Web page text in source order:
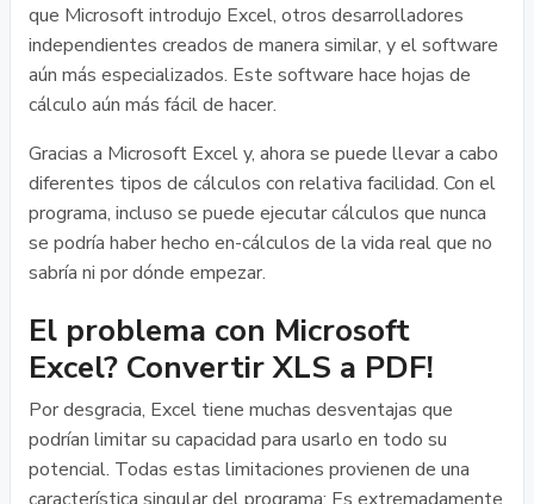
que Microsoft introdujo Excel, otros desarrolladores
independientes creados de manera similar, y el software
aún más especializados. Este software hace hojas de
cálculo aún más fácil de hacer.
Gracias a Microsoft Excel y, ahora se puede llevar a cabo
diferentes tipos de cálculos con relativa facilidad. Con el
programa, incluso se puede ejecutar cálculos que nunca
se podría haber hecho en-cálculos de la vida real que no
sabría ni por dónde empezar.
El problema con Microsoft
Excel? Convertir XLS a PDF!
Por desgracia, Excel tiene muchas desventajas que
podrían limitar su capacidad para usarlo en todo su
potencial. Todas estas limitaciones provienen de una